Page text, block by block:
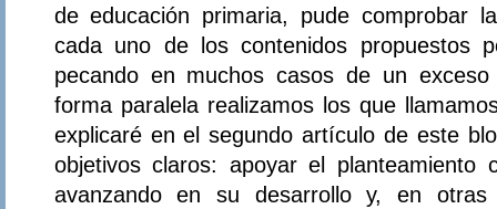
de educación primaria, pude comprobar
cada uno de los contenidos propuestos
pecando en muchos casos de un
forma paralela realizamos los que
explicaré en el segundo artículo de este
objetivos claros: apoyar el planteamiento
avanzando en su desarrollo y, en